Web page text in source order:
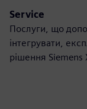
Service
Послуги, що
інтегрувати,
рішення Siemens